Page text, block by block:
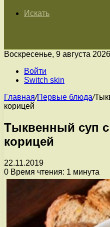
Искать
Воскресенье, 9 августа 2026
Войти
Switch skin
Главная/Первые блюда/
корицей
Тыквенный суп
корицей
22.11.2019
0 Время чтения: 1 минута